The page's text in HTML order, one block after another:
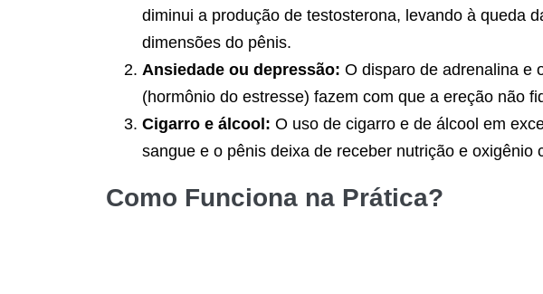
diminui a produção de testosterona, levando à queda
dimensões do pênis.
Ansiedade ou depressão: O disparo de adrenalina e
(hormônio do estresse) fazem com que a ereção não
Cigarro e álcool: O uso de cigarro e de álcool em
sangue e o pênis deixa de receber nutrição e oxigênio
Como Funciona na Prática?